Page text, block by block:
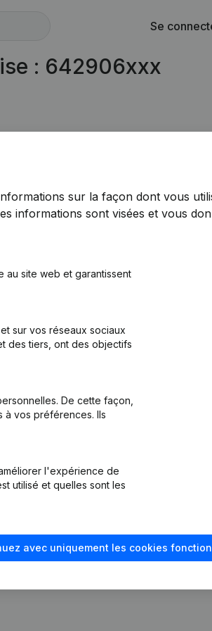
Se
: 642906xxx
sur la façon dont vous
informations sont visées et vous
au site web et garantissent
sur vos réseaux sociaux
des tiers, ont des objectifs
De cette façon,
à vos préférences. Ils
l'expérience de
utilisé et quelles sont les
avec uniquement les cookies
des comptes annuels
Vérification de la solvabilité